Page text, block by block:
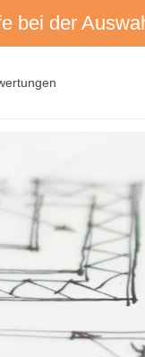
bei der